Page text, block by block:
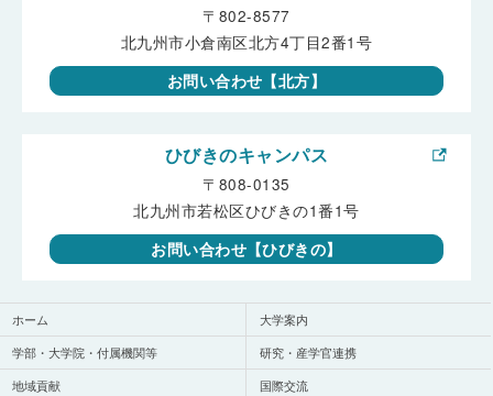
ホーム
大学案内
学部・大学院・付属機関等
研究・産学官連携
地域貢献
国際交流
〒802-8577
北九州市小倉南区北方4丁目2番1号
お問い合わせ【北方】
ひびきのキャンパス
〒808-0135
北九州市若松区ひびきの1番1号
お問い合わせ【ひびきの】